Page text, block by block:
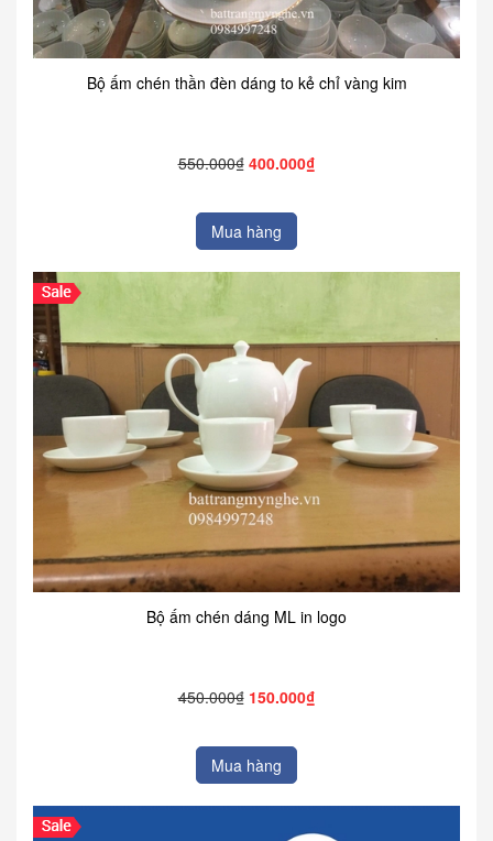
Bộ ấm chén thần đèn dáng to kẻ chỉ vàng kim
550.000₫ 400.000₫
Mua hàng
Bộ ấm chén dáng ML in logo
450.000₫ 150.000₫
Mua hàng